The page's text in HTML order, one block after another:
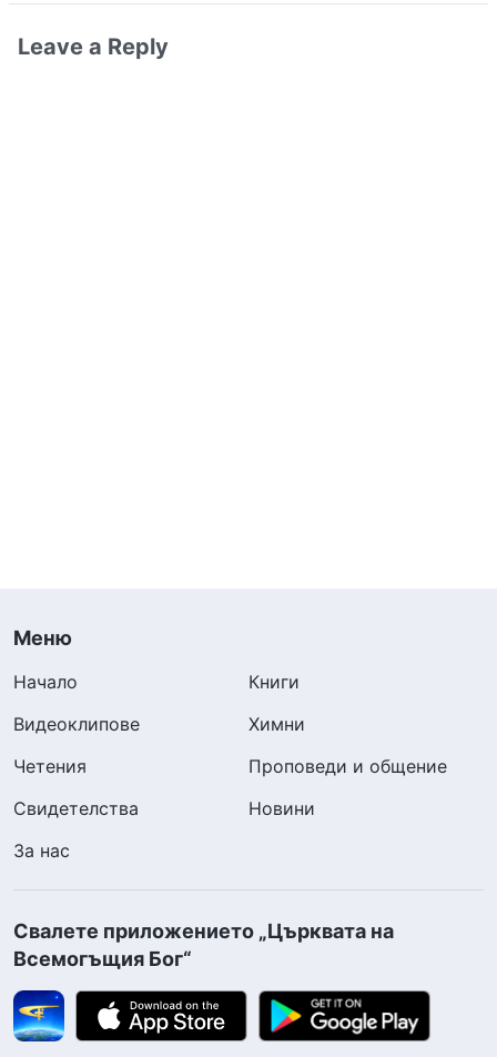
Leave a Reply
Меню
Начало
Книги
Видеоклипове
Химни
Четения
Проповеди и общение
Свидетелства
Новини
За нас
Свалете приложението „Църквата на
Всемогъщия Бог“